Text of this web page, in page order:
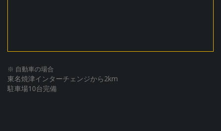
※ 自動車の場合
東名焼津インターチェンジから2km
駐車場10台完備